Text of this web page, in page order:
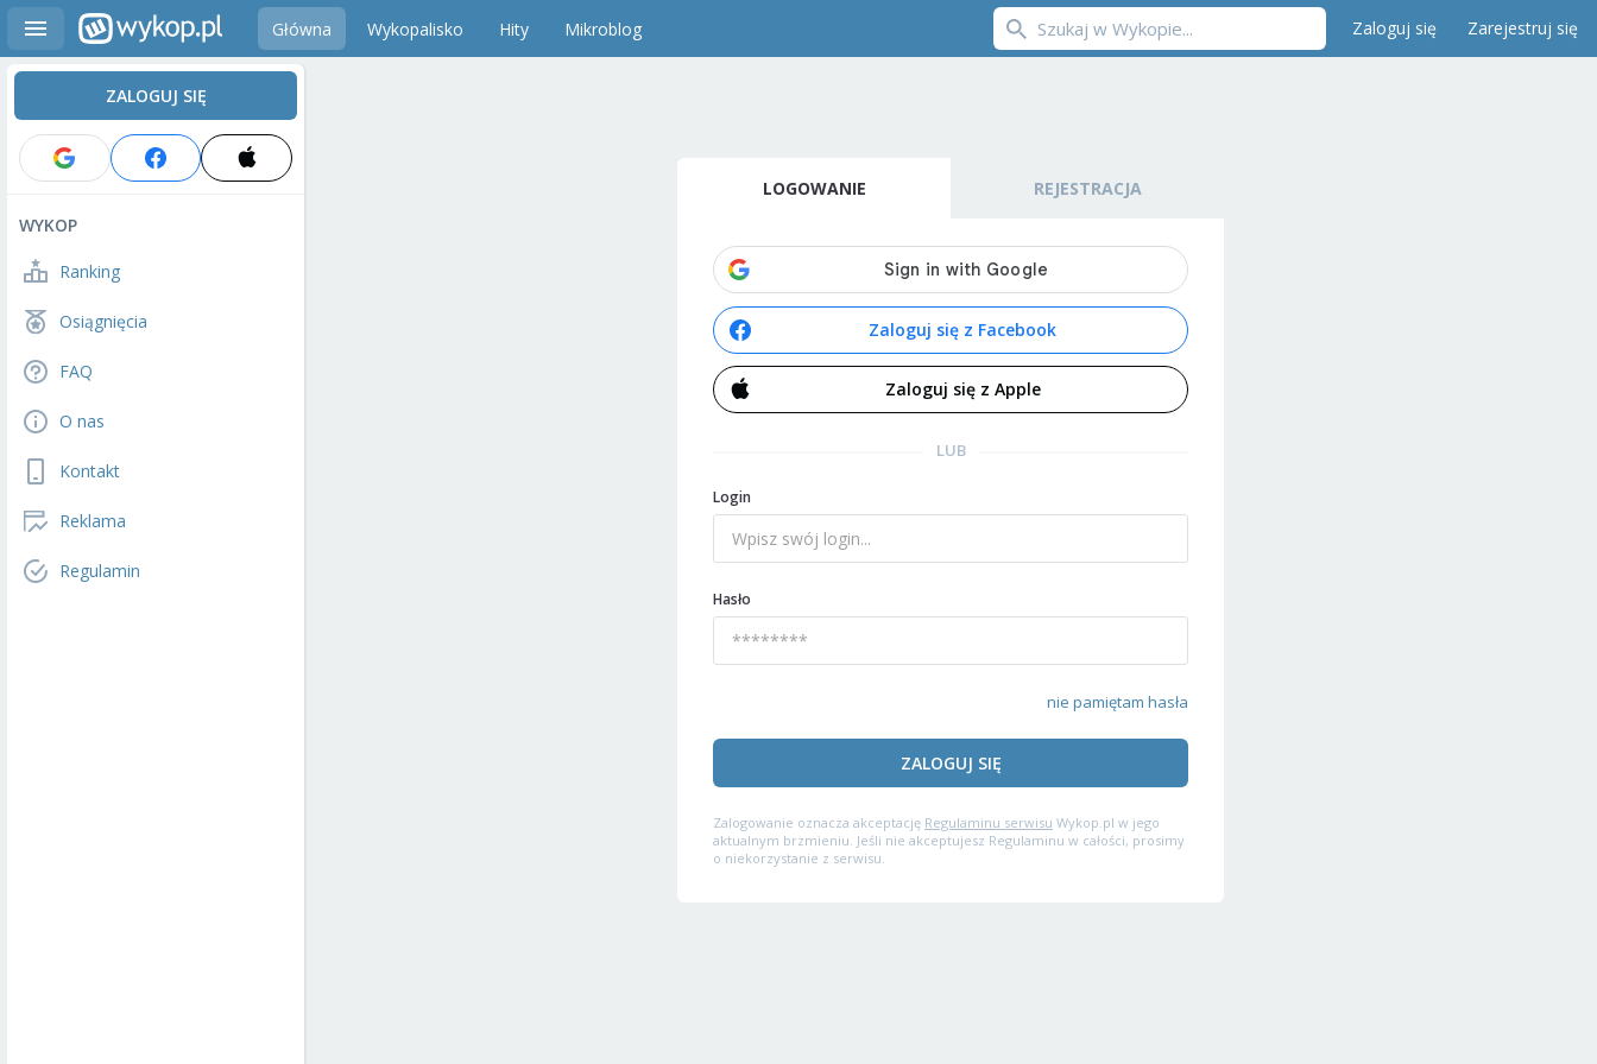
Główna Wykopalisko Hity Mikroblog Zaloguj się Zarejestruj się
ZALOGUJ SIĘ
WYKOP
Ranking
Osiągnięcia
FAQ
O nas
Kontakt
Reklama
Regulamin
LOGOWANIE REJESTRACJA
Zaloguj się z Facebook
Zaloguj się z Apple
LUB
Login
Hasło
nie pamiętam hasła
ZALOGUJ SIĘ
Zalogowanie oznacza akceptację Regulaminu serwisu Wykop.pl w jego
aktualnym brzmieniu. Jeśli nie akceptujesz Regulaminu w całości, prosimy
o niekorzystanie z serwisu.